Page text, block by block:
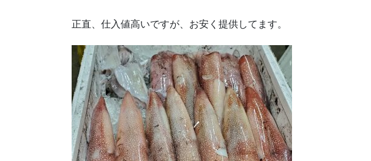
正直、仕入値高いですが、お安く提供してます。